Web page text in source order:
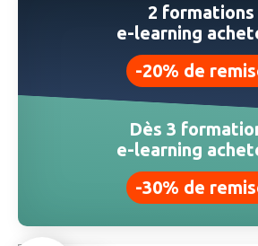
2 formations
e-learning
-20% de
Dès 3
e-learning
-30% de